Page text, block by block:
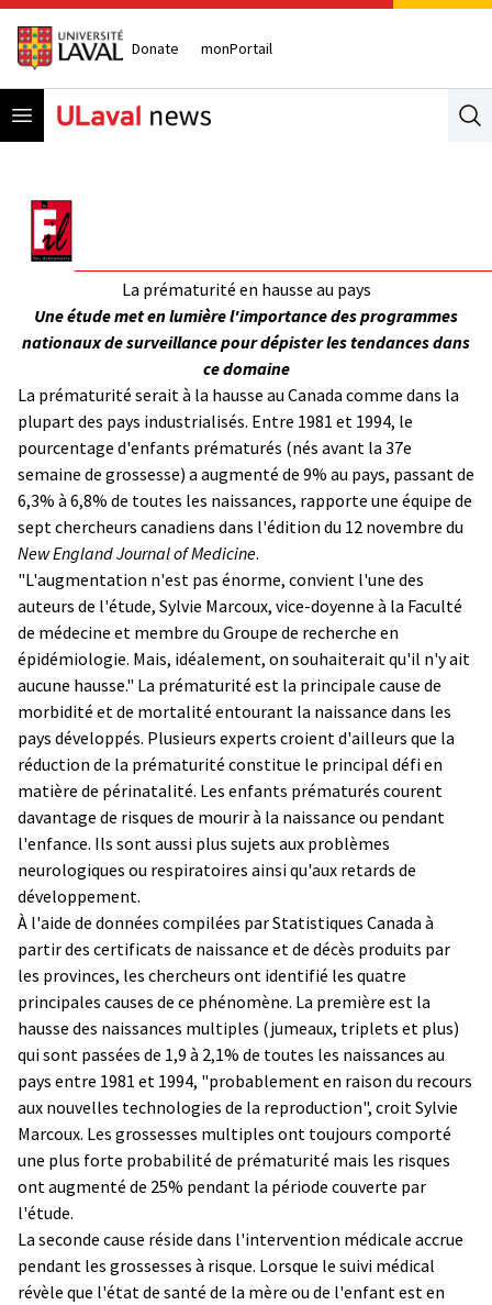
Donate monPortail
Open menu
La prématurité en hausse au pays
Une étude met en lumière l'importance des programmes
nationaux de surveillance pour dépister les tendances dans
ce domaine
La prématurité serait à la hausse au Canada comme dans la
plupart des pays industrialisés. Entre 1981 et 1994, le
pourcentage d'enfants prématurés (nés avant la 37e
semaine de grossesse) a augmenté de 9% au pays, passant de
6,3% à 6,8% de toutes les naissances, rapporte une équipe de
sept chercheurs canadiens dans l'édition du 12 novembre du
New England Journal of Medicine.
"L'augmentation n'est pas énorme, convient l'une des
auteurs de l'étude, Sylvie Marcoux, vice-doyenne à la Faculté
de médecine et membre du Groupe de recherche en
épidémiologie. Mais, idéalement, on souhaiterait qu'il n'y ait
aucune hausse." La prématurité est la principale cause de
morbidité et de mortalité entourant la naissance dans les
pays développés. Plusieurs experts croient d'ailleurs que la
réduction de la prématurité constitue le principal défi en
matière de périnatalité. Les enfants prématurés courent
davantage de risques de mourir à la naissance ou pendant
l'enfance. Ils sont aussi plus sujets aux problèmes
neurologiques ou respiratoires ainsi qu'aux retards de
développement.
À l'aide de données compilées par Statistiques Canada à
partir des certificats de naissance et de décès produits par
les provinces, les chercheurs ont identifié les quatre
principales causes de ce phénomène. La première est la
hausse des naissances multiples (jumeaux, triplets et plus)
qui sont passées de 1,9 à 2,1% de toutes les naissances au
pays entre 1981 et 1994, "probablement en raison du recours
aux nouvelles technologies de la reproduction", croit Sylvie
Marcoux. Les grossesses multiples ont toujours comporté
une plus forte probabilité de prématurité mais les risques
ont augmenté de 25% pendant la période couverte par
l'étude.
La seconde cause réside dans l'intervention médicale accrue
pendant les grossesses à risque. Lorsque le suivi médical
révèle que l'état de santé de la mère ou de l'enfant est en